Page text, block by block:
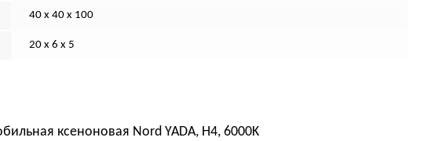
40 х 40 х 100
20 x 6 x 5
ксеноновая Nord YADA, H4, 6000K